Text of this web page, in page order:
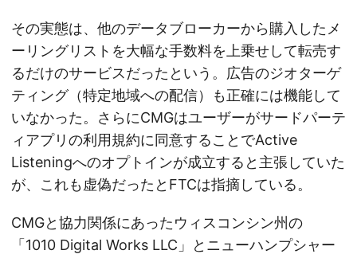
その実態は、他のデータブローカーから購入したメ
ーリングリストを大幅な手数料を上乗せして転売す
るだけのサービスだったという。広告のジオターゲ
ティング（特定地域への配信）も正確には機能して
いなかった。さらにCMGはユーザーがサードパーテ
ィアプリの利用規約に同意することでActive
Listeningへのオプトインが成立すると主張していた
が、これも虚偽だったとFTCは指摘している。
CMGと協力関係にあったウィスコンシン州の
「1010 Digital Works LLC」とニューハンプシャー